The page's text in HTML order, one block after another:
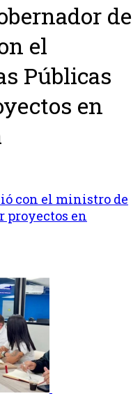
de
el
Públicas
en
con el ministro de
proyectos en